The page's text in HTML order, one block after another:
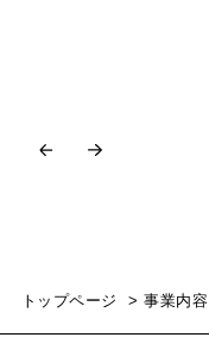
トップページ 事業内容